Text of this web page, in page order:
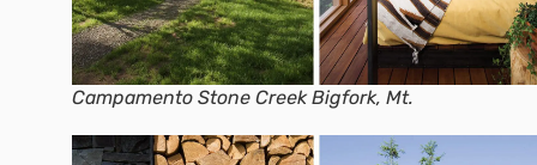
Campamento Stone Creek Bigfork, Mt.